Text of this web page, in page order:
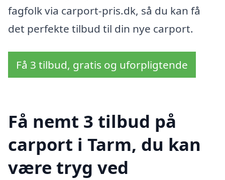
fagfolk via carport-pris.dk, så du kan få
det perfekte tilbud til din nye carport.
Få 3 tilbud, gratis og uforpligtende
Få nemt 3 tilbud på
carport i Tarm, du kan
være tryg ved